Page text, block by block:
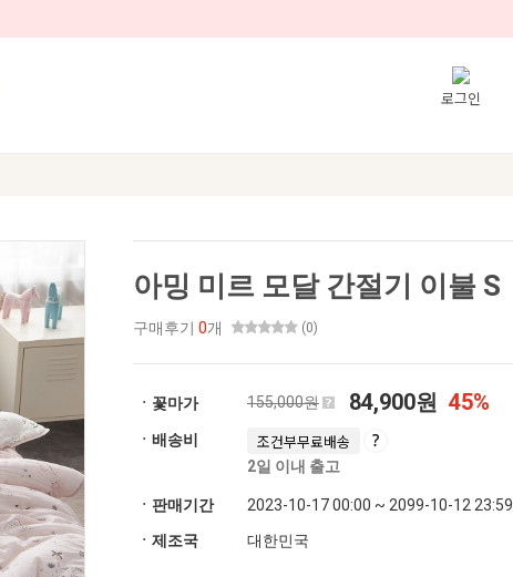
로그인
아밍 미르 모달 간절기 이불 S
구매후기 0개 (0)
ㆍ꽃마가 155,000원 84,900원 45%
ㆍ배송비 조건부무료배송
2일 이내 출고
ㆍ판매기간
2023-10-17 00:00 ~ 2099-10-12 23:59
ㆍ제조국
대한민국